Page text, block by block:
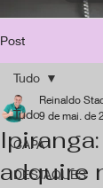
Post
Tudo
CAPA
DESTAQUES
Tudo
adquire
Reinaldo
9 de mai. de